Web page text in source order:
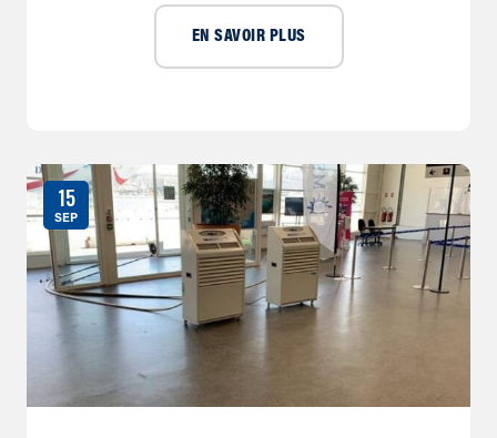
EN SAVOIR PLUS
15
SEP